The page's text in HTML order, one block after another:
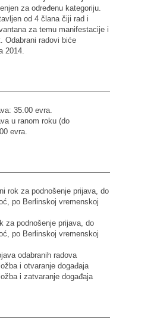
za određenu kategoriju.
od 4 člana čiji rad i
za temu manifestacije i
Odabrani radovi biće
2014.
35.00 evra.
u ranom roku (do
evra.
rok za podnošenje prijava, do
po Berlinskoj vremenskoj
za podnošenje prijava, do
po Berlinskoj vremenskoj
odabranih radova
i otvaranje događaja
i zatvaranje događaja